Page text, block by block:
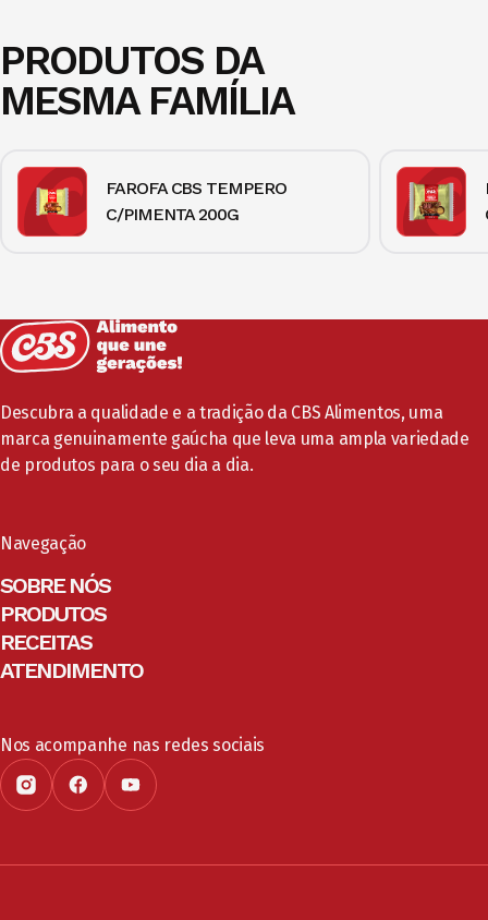
PRODUTOS DA
MESMA FAMÍLIA
FAROFA CBS TEMPERO
C/PIMENTA 200G
Descubra a qualidade e a tradição da CBS Alimentos, uma
marca genuinamente gaúcha que leva uma ampla variedade
de produtos para o seu dia a dia.
Navegação
SOBRE NÓS
PRODUTOS
RECEITAS
ATENDIMENTO
Nos acompanhe nas redes sociais